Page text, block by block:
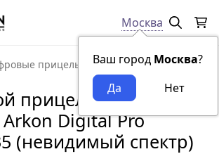
Москва
Ваш город Москва?
прицелы Цифровой прицел
прицел ночного
Digital Pro
(невидимый спектр)